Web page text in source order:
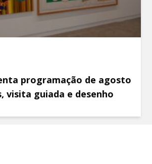
programação de agosto
visita guiada e desenho